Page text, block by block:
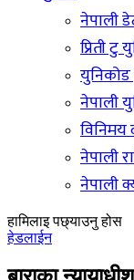
नेपाली
प्रिती टु
युनिकोड
नेपाली
विनिमय
नेपाली
नेपाली
हामिलाइ पछ्याउनु होस
हेडलाईन